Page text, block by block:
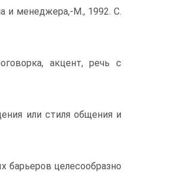
и менеджера,-М., 1992. С.
акцент, речь с
или стиля общения и
барьеров целесообразно